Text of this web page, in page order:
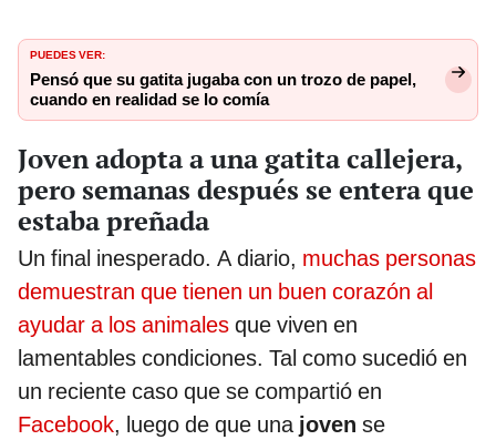
PUEDES VER:
Pensó que su gatita jugaba con un trozo de papel,
cuando en realidad se lo comía
Joven adopta a una gatita callejera,
pero semanas después se entera que
estaba preñada
Un final inesperado. A diario, muchas personas
demuestran que tienen un buen corazón al
ayudar a los animales que viven en
lamentables condiciones. Tal como sucedió en
un reciente caso que se compartió en
Facebook, luego de que una joven se